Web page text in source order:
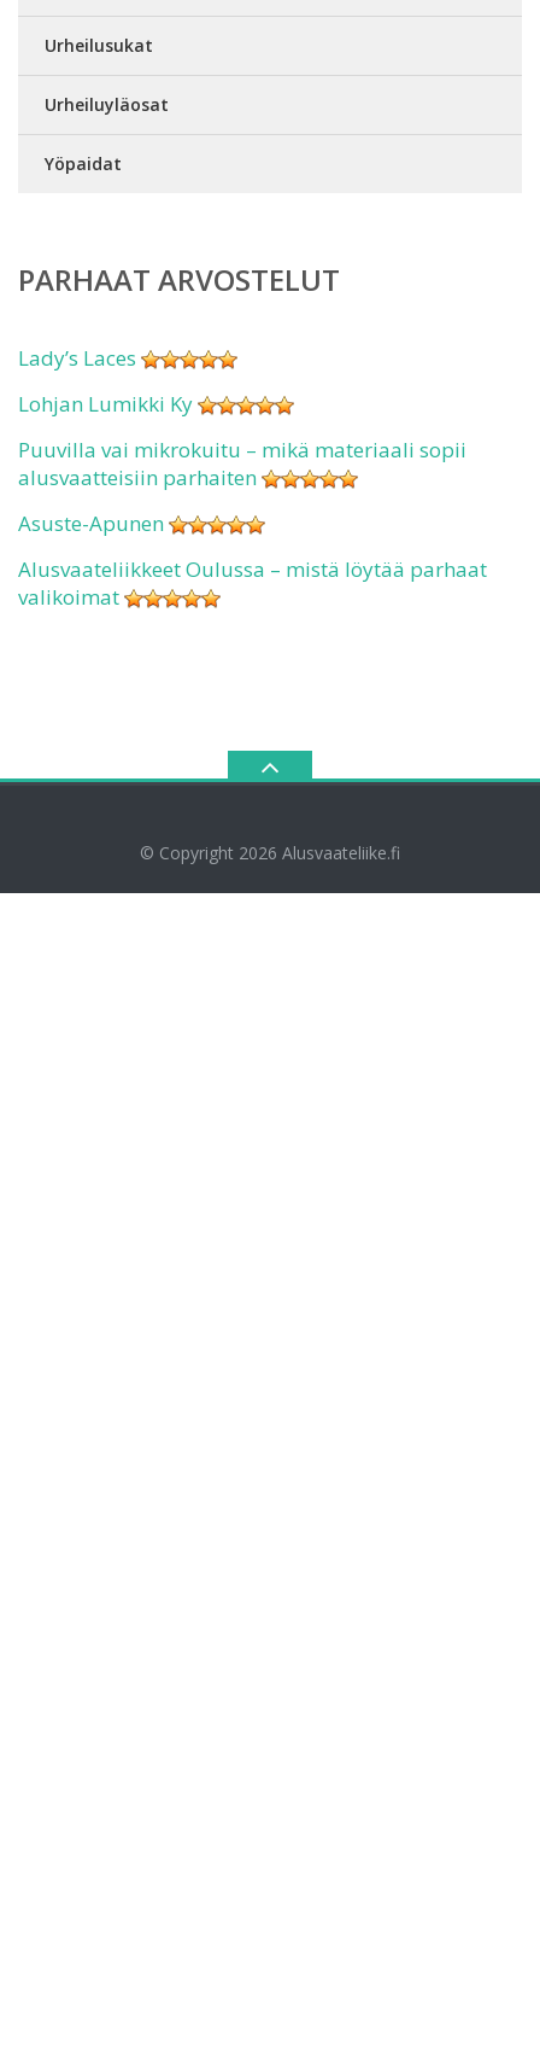
Urheilusukat
Urheiluyläosat
Yöpaidat
PARHAAT ARVOSTELUT
Lady’s Laces
Lohjan Lumikki Ky
Puuvilla vai mikrokuitu – mikä materiaali sopii
alusvaatteisiin parhaiten
Asuste-Apunen
Alusvaateliikkeet Oulussa – mistä löytää parhaat
valikoimat
© Copyright 2026 Alusvaateliike.fi